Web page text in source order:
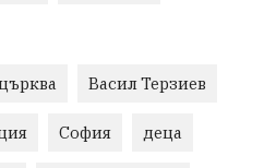
Васил Терзиев
София деца